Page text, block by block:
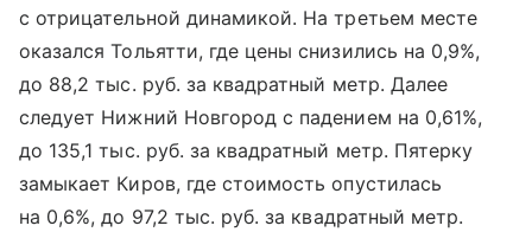
с отрицательной динамикой. На третьем месте
оказался Тольятти, где цены снизились на 0,9%,
до 88,2 тыс. руб. за квадратный метр. Далее
следует Нижний Новгород с падением на 0,61%,
до 135,1 тыс. руб. за квадратный метр. Пятерку
замыкает Киров, где стоимость опустилась
на 0,6%, до 97,2 тыс. руб. за квадратный метр.